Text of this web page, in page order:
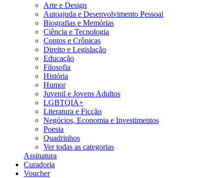
Arte e Design
Autoajuda e Desenvolvimento Pessoal
Biografias e Memórias
Ciência e Tecnologia
Contos e Crônicas
Direito e Legislação
Educação
Filosofia
História
Humor
Juvenil e Jovens Adultos
LGBTQIA+
Literatura e Ficção
Negócios, Economia e Investimentos
Poesia
Quadrinhos
Ver todas as categorias
Assinatura
Curadoria
Voucher